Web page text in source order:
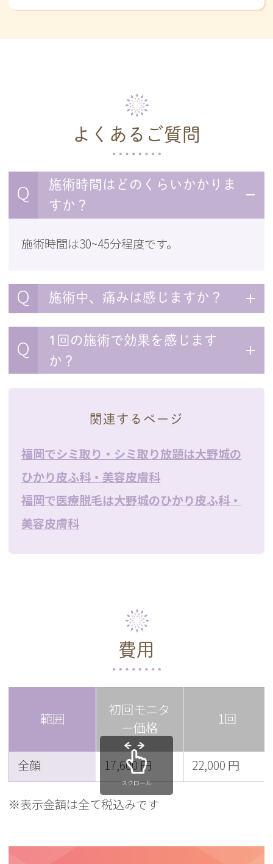
よくあるご質問
Q
施術時間はどのくらいかかりま
すか？
施術時間は30~45分程度です。
Q 施術中、痛みは感じますか？
Q
1回の施術で効果を感じます
か？
関連するページ
福岡でシミ取り・シミ取り放題は大野城の
ひかり皮ふ科・美容皮膚科
福岡で医療脱毛は大野城のひかり皮ふ科・
美容皮膚科
費用
範囲
初回モニタ
ー価格
1回
全顔 17,600 円 22,000 円
※表示金額は全て税込みです
スクロール